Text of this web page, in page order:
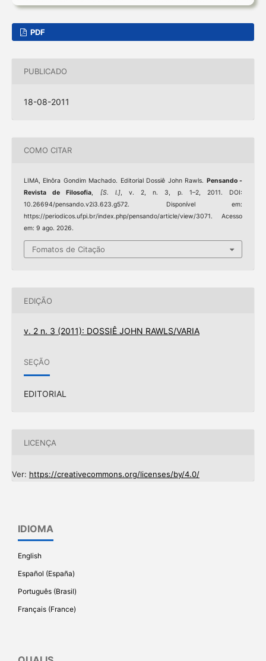
PDF
PUBLICADO
18-08-2011
COMO CITAR
LIMA, Elnôra Gondim Machado. Editorial Dossiê John Rawls. Pensando -
Revista de Filosofia, [S. l.], v. 2, n. 3, p. 1–2, 2011. DOI:
10.26694/pensando.v2i3.623.g572. Disponível em:
https://periodicos.ufpi.br/index.php/pensando/article/view/3071. Acesso
em: 9 ago. 2026.
Fomatos de Citação
EDIÇÃO
v. 2 n. 3 (2011): DOSSIÊ JOHN RAWLS/VARIA
SEÇÃO
EDITORIAL
LICENÇA
Ver: https://creativecommons.org/licenses/by/4.0/
IDIOMA
English
Español (España)
Português (Brasil)
Français (France)